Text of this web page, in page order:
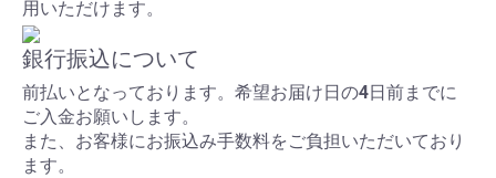
用いただけます。
銀行振込について
前払いとなっております。希望お届け日の4日前までに
ご入金お願いします。
また、お客様にお振込み手数料をご負担いただいており
ます。